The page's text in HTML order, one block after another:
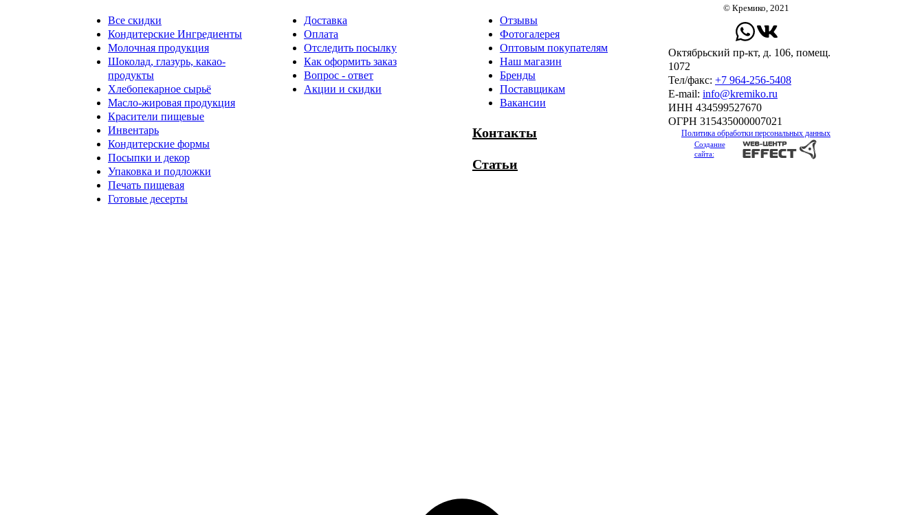
Все скидки
Кондитерские Ингредиенты
Молочная продукция
Шоколад, глазурь, какао-
продукты
Хлебопекарное сырьё
Масло-жировая продукция
Красители пищевые
Инвентарь
Кондитерские формы
Посыпки и декор
Упаковка и подложки
Печать пищевая
Готовые десерты
Доставка
Оплата
Отследить посылку
Как оформить заказ
Вопрос - ответ
Акции и скидки
Отзывы
Фотогалерея
Оптовым покупателям
Наш магазин
Бренды
Поставщикам
Вакансии
Контакты
Статьи
© Кремико, 2021
Октябрьский пр-кт, д. 106, помещ.
1072
Тел/факс: +7 964-256-5408
Е-mail: info@kremiko.ru
ИНН 434599527670
ОГРН 315435000007021
Политика обработки персональных данных
Создание
сайта: